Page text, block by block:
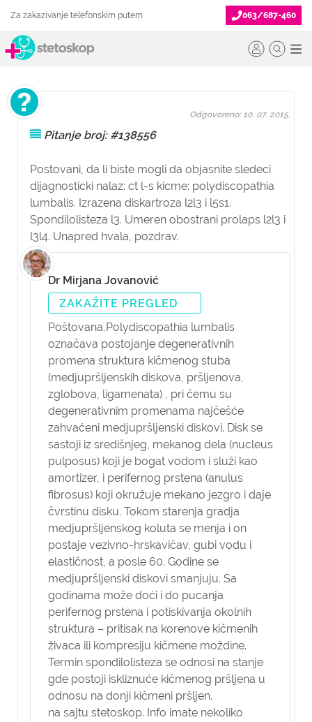
Za zakazivanje telefonskim putem 063/687-460
Pitanje broj: #138556
Postovani, da li biste mogli da objasnite sledeci
dijagnosticki nalaz: ct l-s kicme: polydiscopathia
lumbalis. Izrazena diskartroza l2l3 i l5s1.
Spondilolisteza l3. Umeren obostrani prolaps l2l3 i
l3l4. Unapred hvala, pozdrav.
Odgovoreno: 10. 07. 2015.
Dr Mirjana Jovanović
ZAKAŽITE PREGLED
Poštovana,Polydiscopathia lumbalis
označava postojanje degenerativnih
promena struktura kičmenog stuba
(medjupršljenskih diskova, pršljenova,
zglobova, ligamenata) , pri čemu su
degenerativnim promenama najčešće
zahvaćeni medjupršljenski diskovi. Disk se
sastoji iz središnjeg, mekanog dela (nucleus
pulposus) koji je bogat vodom i služi kao
amortizer, i perifernog prstena (anulus
fibrosus) koji okružuje mekano jezgro i daje
čvrstinu disku. Tokom starenja gradja
medjupršljenskog koluta se menja i on
postaje vezivno-hrskavičav, gubi vodu i
elastičnost, a posle 60. Godine se
medjupršljenski diskovi smanjuju. Sa
godinama može doći i do pucanja
perifernog prstena i potiskivanja okolnih
struktura – pritisak na korenove kičmenih
živaca ili kompresiju kičmene moždine.
Termin spondilolisteza se odnosi na stanje
gde postoji iskliznuće kičmenog pršljena u
odnosu na donji kičmeni pršljen.
na sajtu stetoskop. Info imate nekoliko